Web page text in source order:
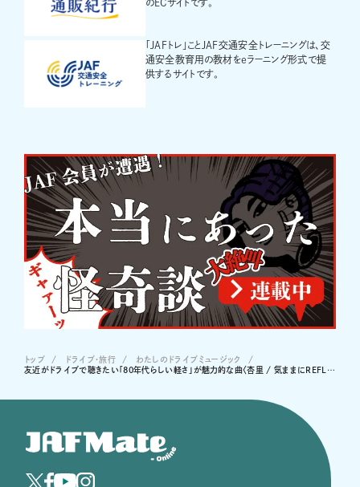
のECサイトです。
「JAFトレ」ことJAF交通安全トレーニングは、交
通安全教育用の教材をeラーニング形式で提
供するサイトです。
トップ ドライブ･旅行
わたしのドライブミュージック
友近がドライブで聴きたい「80年代らしい軽さ」が魅力的な曲〈杏里 / 気ままにREFLECTION〉